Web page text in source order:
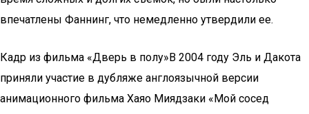
впечатлены Фаннинг, что немедленно утвердили ее.
Кадр из фильма «Дверь в полу»В 2004 году Эль и Дакота
приняли участие в дубляже англоязычной версии
анимационного фильма Хаяо Миядзаки «Мой сосед